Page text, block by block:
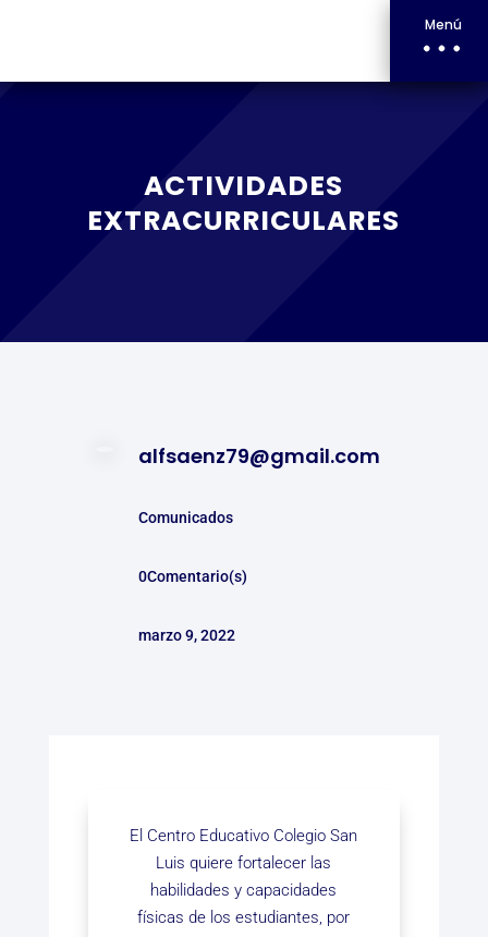
Menú
ACTIVIDADES
EXTRACURRICULARES
alfsaenz79@gmail.com
Comunicados
0Comentario(s)
marzo 9, 2022
El Centro Educativo Colegio San
Luis quiere fortalecer las
habilidades y capacidades
físicas de los estudiantes, por